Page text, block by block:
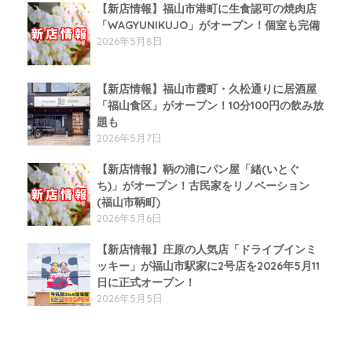
【新店情報】福山市港町に生食認可の焼肉店
「WAGYUNIKUJO」がオープン！個室も完備
2026年5月8日
【新店情報】福山市霞町・久松通りに居酒屋
「福山食区」がオープン！10分100円の飲み放
題も
2026年5月7日
【新店情報】鞆の浦にパン屋「緒(いとぐ
ち)」がオープン！古民家をリノベーション
(福山市鞆町)
2026年5月6日
【新店情報】庄原の人気店「ドライブインミ
ッキー」が福山市駅家に2号店を2026年5月11
日に正式オープン！
2026年5月5日